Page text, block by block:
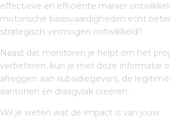
effectieve en efficiënte manier
motorische basisvaardigheden echt
strategisch vermogen ontwikkeld?
Naast dat monitoren je helpt om het
verbeteren, kun je met deze informatie
afleggen aan subsidiegevers, de
aantonen én draagvlak creëren.
Wil je weten wat de impact is van jouw